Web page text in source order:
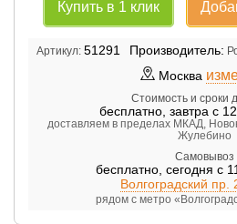
Купить в 1 клик
Артикул: 51291 Производитель:
Москва
Стоимость и сроки
бесплатно, завтра с
доставляем в пределах МКАД,
Жулебино
Самовывоз
бесплатно, сегодня с
Волгоградский пр.
рядом с метро